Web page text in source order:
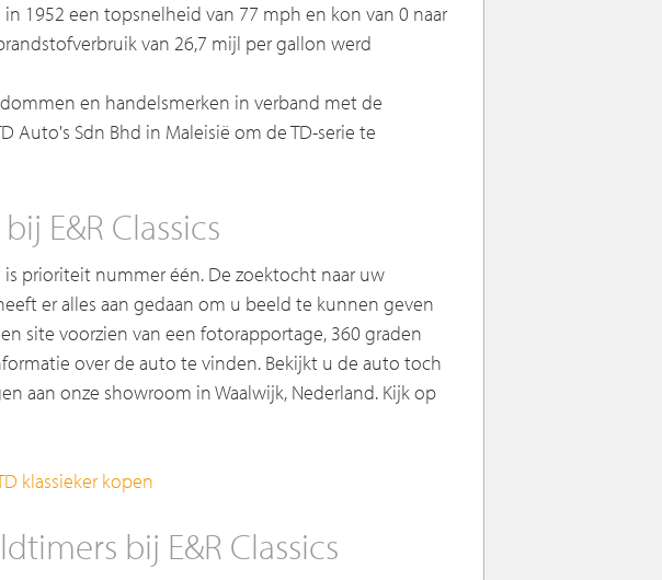
1952 een topsnelheid van 77 mph en kon van 0 naar
van 26,7 mijl per gallon werd
en handelsmerken in verband met de
Auto's Sdn Bhd in Maleisië om de TD-serie te
E&R Classics
prioriteit nummer één. De zoektocht naar uw
er alles aan gedaan om u beeld te kunnen geven
site voorzien van een fotorapportage, 360 graden
over de auto te vinden. Bekijkt u de auto toch
aan onze showroom in Waalwijk, Nederland. Kijk op
klassieker kopen
bij E&R Classics